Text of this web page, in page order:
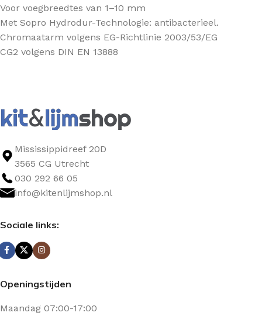
Voor voegbreedtes van 1–10 mm
Met Sopro Hydrodur-Technologie: antibacterieel.
Chromaatarm volgens EG-Richtlinie 2003/53/EG
CG2 volgens DIN EN 13888
Mississippidreef 20D
3565 CG Utrecht
030 292 66 05
info@kitenlijmshop.nl
Sociale links:
Openingstijden
Maandag 07:00-17:00